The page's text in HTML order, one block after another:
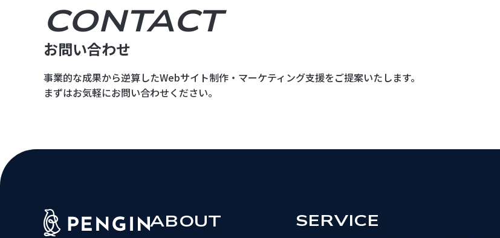
CONTACT
お問い合わせ
事業的な成果から逆算したWebサイト制作・マーケティング支援をご提案いたします。
まずはお気軽にお問い合わせください。
ABOUT SERVICE